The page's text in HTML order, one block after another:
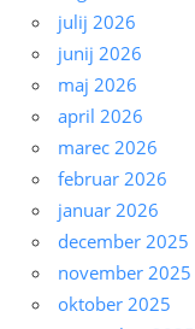
julij 2026
junij 2026
maj 2026
april 2026
marec 2026
februar 2026
januar 2026
december 2025
november 2025
oktober 2025